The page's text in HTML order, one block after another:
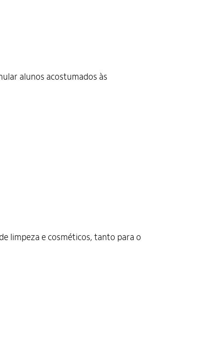
alunos acostumados às
limpeza e cosméticos, tanto para o